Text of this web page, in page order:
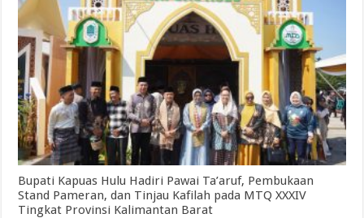
Bupati Kapuas Hulu Hadiri Pawai Ta’aruf, Pembukaan
Stand Pameran, dan Tinjau Kafilah pada MTQ XXXIV
Tingkat Provinsi Kalimantan Barat